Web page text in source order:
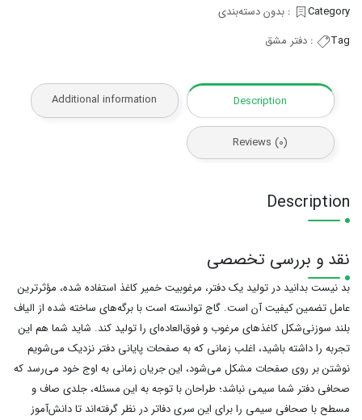
Category:
بدون دسته‌بندی
Tag:
دفتر مشق
Description
Additional information
Reviews (0)
Description
نقد و بررسی تخصصی
بد نیست بدانید در تولید یک دفتر، مرغوبیت خمیر کاغذ استفاده شده، مؤثرترین
عامل تضمین کیفیت آن است. گاج توانسته است با برگه‌های ساخته شده از الیاف
بلند سوزنی‌شکل کاغذهای مرغوب و فوق‌العاده‌ای را تولید کند. شاید شما هم این
تجربه را داشته باشید، اغلب زمانی که به صفحات پایانی دفتر نزدیک می‌شویم
نوشتن بر روی صفحات مشکل می‌شود، این جریان زمانی به اوج خود می‌رسد که
صحافی دفتر شما سیمی نباشد؛ طراحان با توجه به این مسئله، جلدی صاف و
مسطح با صحافی سیمی را برای این سری دفاتر در نظر گرفته‌اند تا دانش‌آموز